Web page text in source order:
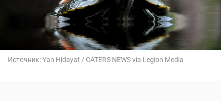
Источник:Yan Hidayat / CATERS NEWS via Legion Media